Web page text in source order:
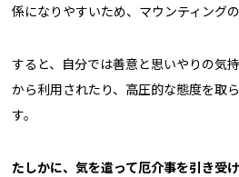
係になりやすいため、マウンティング
すると、自分では善意と思いやりの気
から利用されたり、高圧的な態度を取
す。
たしかに、気を遣って厄介事を引き受